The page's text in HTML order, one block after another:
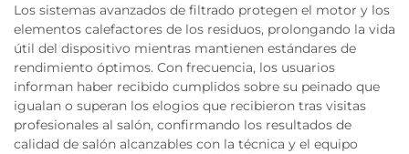
Los sistemas avanzados de filtrado protegen el motor y los
elementos calefactores de los residuos, prolongando la vida
útil del dispositivo mientras mantienen estándares de
rendimiento óptimos. Con frecuencia, los usuarios
informan haber recibido cumplidos sobre su peinado que
igualan o superan los elogios que recibieron tras visitas
profesionales al salón, confirmando los resultados de
calidad de salón alcanzables con la técnica y el equipo